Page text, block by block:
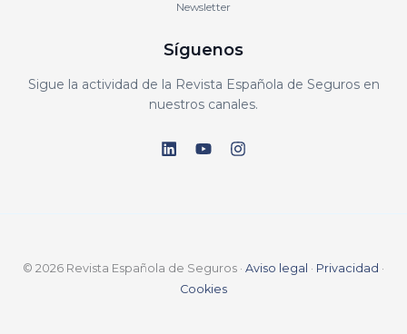
Newsletter
Síguenos
Sigue la actividad de la Revista Española de Seguros en
nuestros canales.
© 2026 Revista Española de Seguros · Aviso legal · Privacidad ·
Cookies